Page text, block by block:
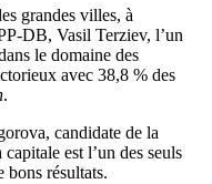
grandes villes, à
DB, Vasil Terziev, l’un
le domaine des
avec 38,8 % des
.
candidate de la
est l’un des seuls
bons résultats.